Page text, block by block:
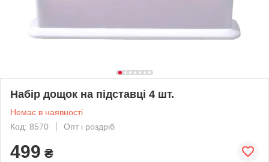
Набір дощок на підставці 4 шт.
Немає в наявності
Код: 8570
Опт і роздріб
499 ₴